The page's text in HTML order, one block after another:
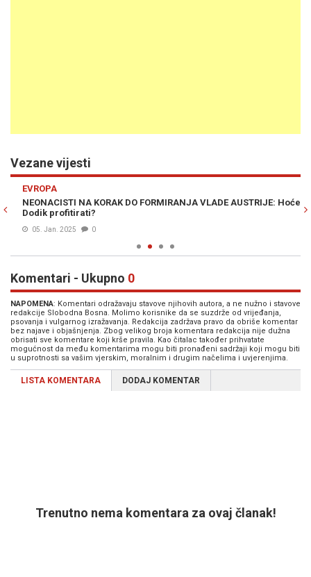
Vezane vijesti
EVROPA
NEONACISTI NA KORAK DO FORMIRANJA VLADE AUSTRIJE: Hoće li
Dodik profitirati?
05. Jan. 2025 0
Komentari - Ukupno 0
NAPOMENA: Komentari odražavaju stavove njihovih autora, a ne nužno i stavove
redakcije Slobodna Bosna. Molimo korisnike da se suzdrže od vrijeđanja,
psovanja i vulgarnog izražavanja. Redakcija zadržava pravo da obriše komentar
bez najave i objašnjenja. Zbog velikog broja komentara redakcija nije dužna
obrisati sve komentare koji krše pravila. Kao čitalac također prihvatate
mogućnost da među komentarima mogu biti pronađeni sadržaji koji mogu biti
u suprotnosti sa vašim vjerskim, moralnim i drugim načelima i uvjerenjima.
LISTA KOMENTARA DODAJ KOMENTAR
Trenutno nema komentara za ovaj članak!